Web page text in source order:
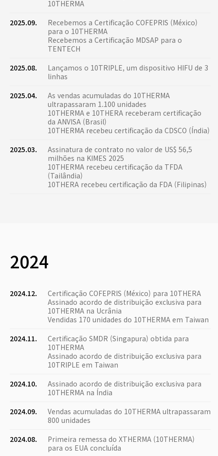
10THERMA
2025.09.
Recebemos a Certificação COFEPRIS (México)
para o 10THERMA
Recebemos a Certificação MDSAP para o
TENTECH
2025.08.
Lançamos o 10TRIPLE, um dispositivo HIFU de 3
linhas
2025.04.
As vendas acumuladas do 10THERMA
ultrapassaram 1.100 unidades
10THERMA e 10THERA receberam certificação
da ANVISA (Brasil)
10THERMA recebeu certificação da CDSCO (Índia)
2025.03.
Assinatura de contrato no valor de US$ 56,5
milhões na KIMES 2025
10THERMA recebeu certificação da TFDA
(Tailândia)
10THERA recebeu certificação da FDA (Filipinas)
2024
2024.12.
Certificação COFEPRIS (México) para 10THERA
Assinado acordo de distribuição exclusiva para
10THERMA na Ucrânia
Vendidas 170 unidades do 10THERMA em Taiwan
2024.11.
Certificação SMDR (Singapura) obtida para
10THERMA
Assinado acordo de distribuição exclusiva para
10TRIPLE em Taiwan
2024.10.
Assinado acordo de distribuição exclusiva para
10THERMA na Índia
2024.09.
Vendas acumuladas do 10THERMA ultrapassaram
800 unidades
2024.08.
Primeira remessa do XTHERMA (10THERMA)
para os EUA concluída